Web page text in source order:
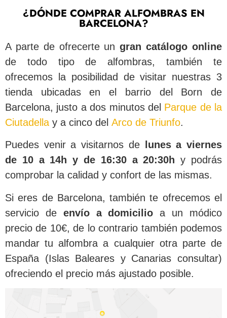
¿DÓNDE COMPRAR ALFOMBRAS EN
BARCELONA?
A parte de ofrecerte ungran catálogo online
de todo tipo de alfombras, también te
ofrecemos la posibilidad de visitar nuestras 3
tienda ubicadas en el barrio del Born de
Barcelona, justo a dos minutos del Parque de la
Ciutadella y a cinco del Arco de Triunfo.
Puedes venir a visitarnos de
lunes a viernes
de 10 a 14h y de 16:30 a 20:30hy podrás
comprobar la calidad y confort de las mismas.
Si eres de Barcelona, también te ofrecemos el
servicio de envío a domicilio a un módico
precio de 10€, de lo contrario también podemos
mandar tu alfombra a cualquier otra parte de
España (Islas Baleares y Canarias consultar)
ofreciendo el precio más ajustado posible.